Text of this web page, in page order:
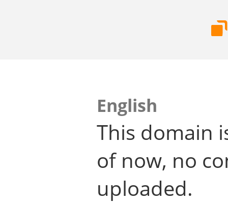
English
This domain
of now, no
uploaded.